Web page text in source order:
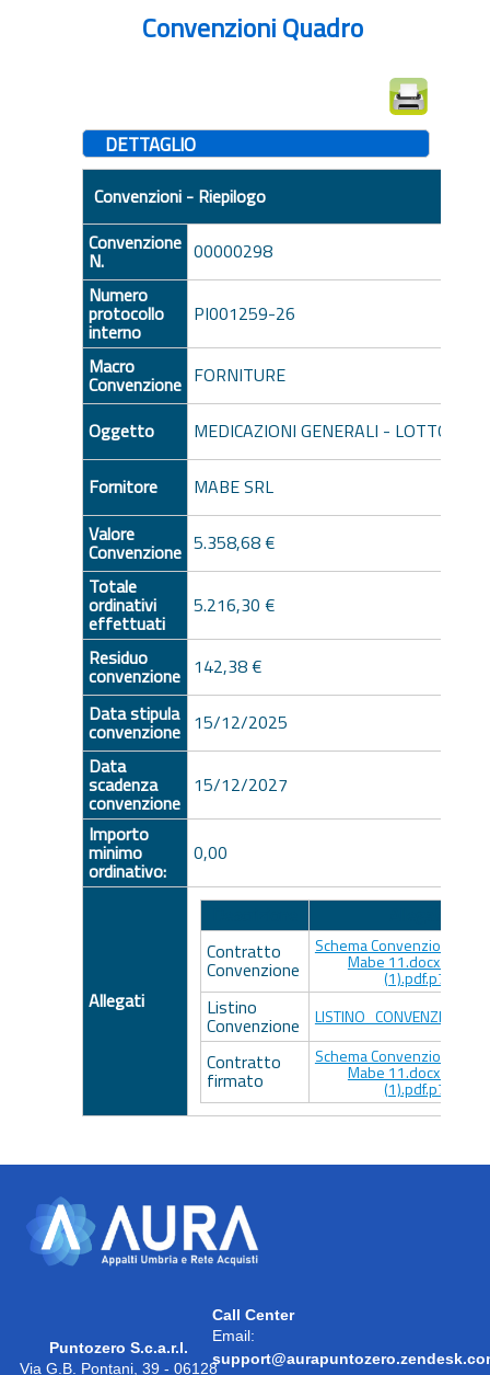
Convenzioni Quadro
DETTAGLIO
Convenzioni - Riepilogo
Convenzione
N.
00000298
Numero
protocollo
interno
PI001259-26
Macro
Convenzione FORNITURE
Oggetto MEDICAZIONI GENERALI - LOTTO 11
Fornitore
MABE SRL
Valore
Convenzione 5.358,68 €
Totale
ordinativi
effettuati
5.216,30 €
Residuo
convenzione 142,38 €
Data stipula
convenzione 15/12/2025
Data
scadenza
convenzione
15/12/2027
Importo
minimo
ordinativo:
0,00
Allegati
Contratto
Convenzione
Schema Convenzione
Mabe
(1).pdf.p7m
Listino
Convenzione
Contratto
firmato
Schema Convenzione
Mabe
(1).pdf.p7m
Puntozero S.c.a.r.l.
Via G.B. Pontani, 39 - 06128
Call Center
Email: